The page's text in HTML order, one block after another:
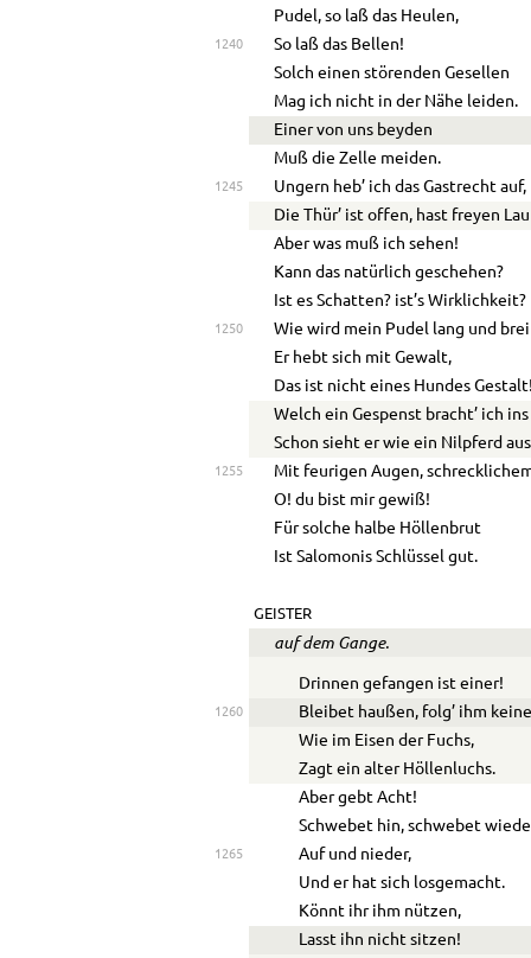
Pudel, so laß das Heulen,
1240
So laß das Bellen!
Solch einen störenden Gesellen
Mag ich nicht in der Nähe leiden.
Einer von uns beyden
Muß die Zelle meiden.
1245
Ungern heb’ ich das Gastrecht auf,
Die Thür’ ist offen, hast freyen
Aber was muß ich sehen!
Kann das natürlich geschehen?
Ist es Schatten? ist’s Wirklichkeit?
1250
Wie wird mein Pudel lang und
Er hebt sich mit Gewalt,
Das ist nicht eines Hundes
Welch ein Gespenst bracht’ ich ins
Schon sieht er wie ein Nilpferd
1255
Mit feurigen Augen,
O! du bist mir gewiß!
Für solche halbe Höllenbrut
Ist Salomonis Schlüssel gut.
GEISTER
auf dem Gange.
Drinnen gefangen ist einer!
1260
Bleibet haußen, folg’ ihm
Wie im Eisen der Fuchs,
Zagt ein alter Höllenluchs.
Aber gebt Acht!
Schwebet hin, schwebet
1265
Auf und nieder,
Und er hat sich losgemacht.
Könnt ihr ihm nützen,
Lasst ihn nicht sitzen!